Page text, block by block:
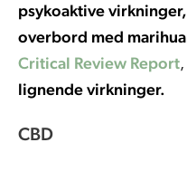
psykoaktive
overbord med
Critical Review Report,
lignende virkninger.
CBD